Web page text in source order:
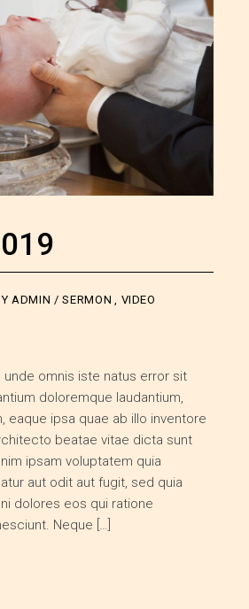
ADMIN SERMON VIDEO
omnis iste natus error sit
doloremque laudantium,
eaque ipsa quae ab illo inventore
beatae vitae dicta sunt
ipsam voluptatem quia
aut odit aut fugit, sed quia
dolores eos qui ratione
Neque […]